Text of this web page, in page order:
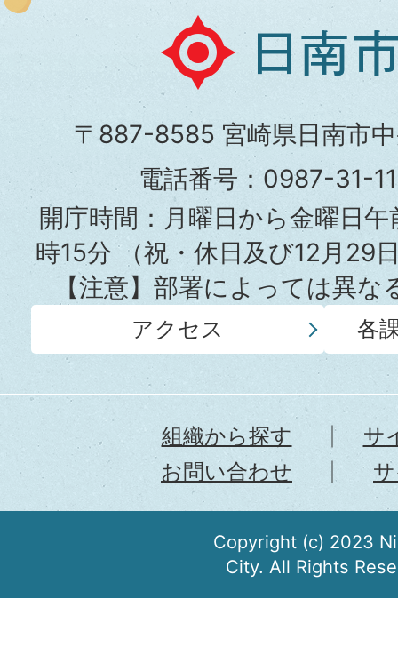
日
南
市
役
所
〒887-8585 宮崎県日南市
電話番号：0987-31-
開庁時間：月曜日から金曜日
時15分（祝・休日及び12月29
【注意】部署によっては異
アクセス 各
組織から探す
サ
お問い合わせ
Copyright (c) 2023
City. All Rights